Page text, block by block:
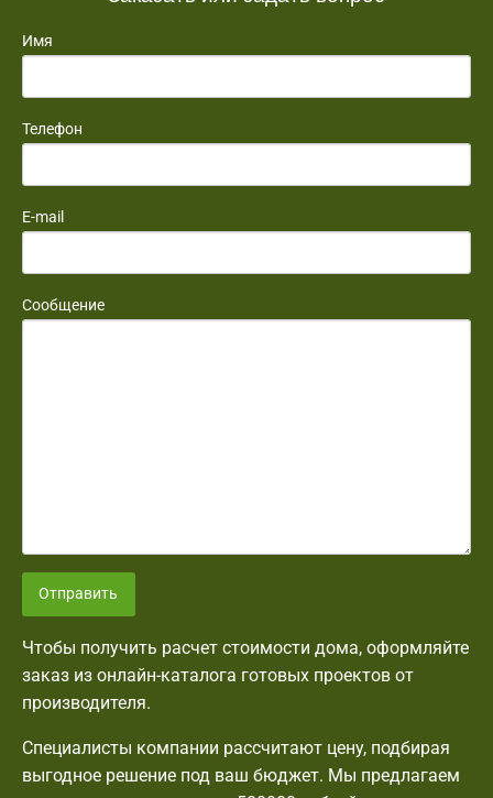
Имя
Телефон
E-mail
Сообщение
Отправить
Чтобы получить расчет стоимости дома, оформляйте
заказ из онлайн-каталога готовых проектов от
производителя.
Специалисты компании рассчитают цену, подбирая
выгодное решение под ваш бюджет. Мы предлагаем